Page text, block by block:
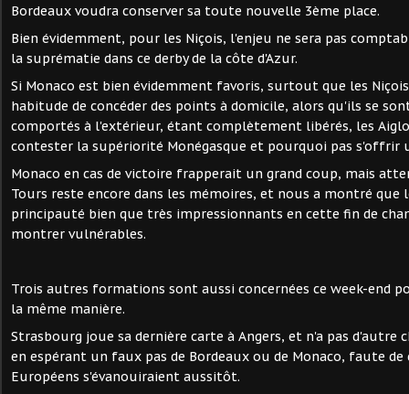
Bordeaux voudra conserver sa toute nouvelle 3ème place.
Bien évidemment, pour les Niçois, l'enjeu ne sera pas
la suprématie dans ce derby de la côte d'Azur.
Si Monaco est bien évidemment favoris, surtout que les
habitude de concéder des points à domicile, alors qu'ils se
comportés à l'extérieur, étant complètement libérés, les
contester la supériorité Monégasque et pourquoi pas s'offrir
Monaco en cas de victoire frapperait un grand coup, mais
Tours reste encore dans les mémoires, et nous a montré que
principauté bien que très impressionnants en cette fin de
montrer vulnérables.
Trois autres formations sont aussi concernées ce week-end
la même manière.
Strasbourg joue sa dernière carte à Angers, et n'a pas d'autre
en espérant un faux pas de Bordeaux ou de Monaco, faute de
Européens s'évanouiraient aussitôt.